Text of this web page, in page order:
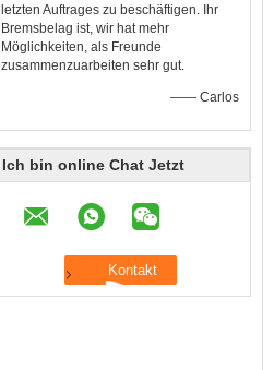
letzten Auftrages zu beschäftigen. Ihr
Bremsbelag ist, wir hat mehr
Möglichkeiten, als Freunde
zusammenzuarbeiten sehr gut.
—— Carlos
Ich bin online Chat Jetzt